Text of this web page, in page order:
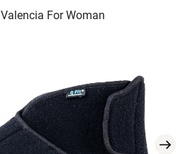
Valencia For Woman